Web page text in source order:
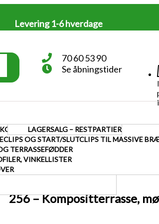
Levering 1-6 hverdage
70 60 53 90
Se åbningstider
SKINNER
STÅLSTOLPER OG U-SKINNER
TERRASSEBRÆDDER
OG START/SLUTCLIPS TIL MASSIVE
TERRASSEFØDDER
VINKELLISTER
TILBUDLAGERSALG – RESTPARTIER
KATALOGER
256 – Kompositterrasse,